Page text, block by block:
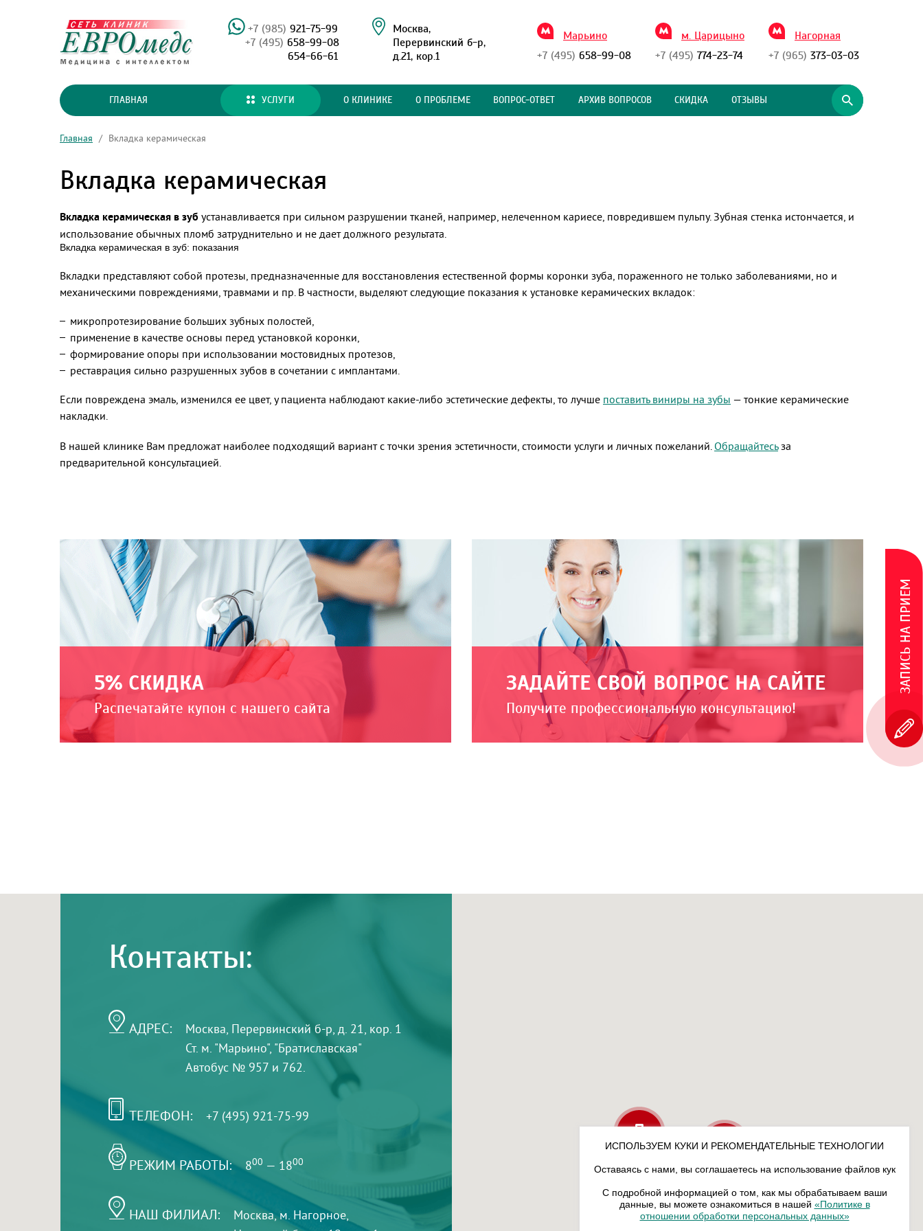
+7 (985) 921-75-99
+7 (495) 658-99-08
654-66-61
Москва,
Перервинский б-р,
д.21, кор.1
Марьино
+7 (495) 658-99-08
м. Царицыно
+7 (495) 774-23-74
Нагорная
+7 (965) 373-03-03
ГЛАВНАЯ УСЛУГИ О КЛИНИКЕ О ПРОБЛЕМЕ ВОПРОС-ОТВЕТ АРХИВ ВОПРОСОВ СКИДКА ОТЗЫВЫ
Главная / Вкладка керамическая
Вкладка керамическая
Вкладка керамическая в зуб устанавливается при сильном разрушении тканей, например, нелеченном кариесе, повредившем пульпу. Зубная стенка истончается, и
использование обычных пломб затруднительно и не дает должного результата.
Вкладка керамическая в зуб: показания
Вкладки представляют собой протезы, предназначенные для восстановления естественной формы коронки зуба, пораженного не только заболеваниями, но и
механическими повреждениями, травмами и пр. В частности, выделяют следующие показания к установке керамических вкладок:
микропротезирование больших зубных полостей,
применение в качестве основы перед установкой коронки,
формирование опоры при использовании мостовидных протезов,
реставрация сильно разрушенных зубов в сочетании с имплантами.
Если повреждена эмаль, изменился ее цвет, у пациента наблюдают какие-либо эстетические дефекты, то лучше поставить виниры на зубы — тонкие керамические
накладки.
В нашей клинике Вам предложат наиболее подходящий вариант с точки зрения эстетичности, стоимости услуги и личных пожеланий. Обращайтесьза
предварительной консультацией.
5% СКИДКА
Распечатайте купон с нашего сайта
ЗАДАЙТЕ СВОЙ ВОПРОС НА САЙТЕ
Получите профессиональную консультацию!
Контакты:
АДРЕС:
Москва, Перервинский б-р, д. 21, кор. 1
Ст. м. "Марьино", "Братиславская"
Автобус № 957 и 762.
ТЕЛЕФОН: +7 (495) 921-75-99
РЕЖИМ РАБОТЫ: 800 — 1800
НАШ ФИЛИАЛ:
Москва, м. Нагорное,
ИСПОЛЬЗУЕМ КУКИ И РЕКОМЕНДАТЕЛЬНЫЕ ТЕХНОЛОГИИ
Оставаясь с нами, вы соглашаетесь на использование файлов кук
С подробной информацией о том, как мы обрабатываем ваши
данные, вы можете ознакомиться в нашей «Политике в
отношении обработки персональных данных»
ЗАПИСЬ НА ПРИЕМ